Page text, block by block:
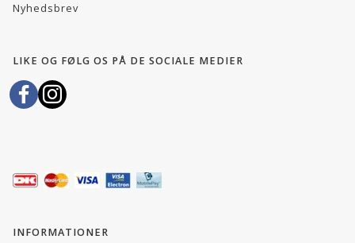
Nyhedsbrev
LIKE OG FØLG OS PÅ DE SOCIALE MEDIER
INFORMATIONER